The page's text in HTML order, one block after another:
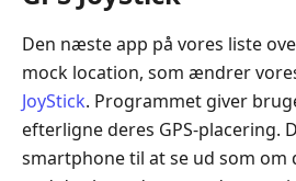
Den næste app på vores liste
mock location, som ændrer
JoyStick. Programmet giver
efterligne deres GPS-placering.
smartphone til at se ud som om